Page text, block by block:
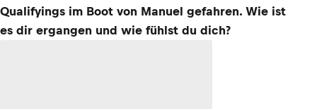
Qualifyings im Boot von Manuel gefahren. Wie ist
es dir ergangen und wie fühlst du dich?